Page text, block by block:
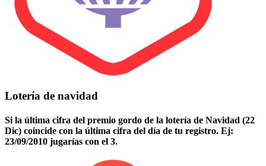
Lotería de navidad
Si la última cifra del premio gordo de la lotería de Navidad (22
Dic) coincide con la última cifra del día de tu registro. Ej:
23/09/2010 jugarías con el 3.